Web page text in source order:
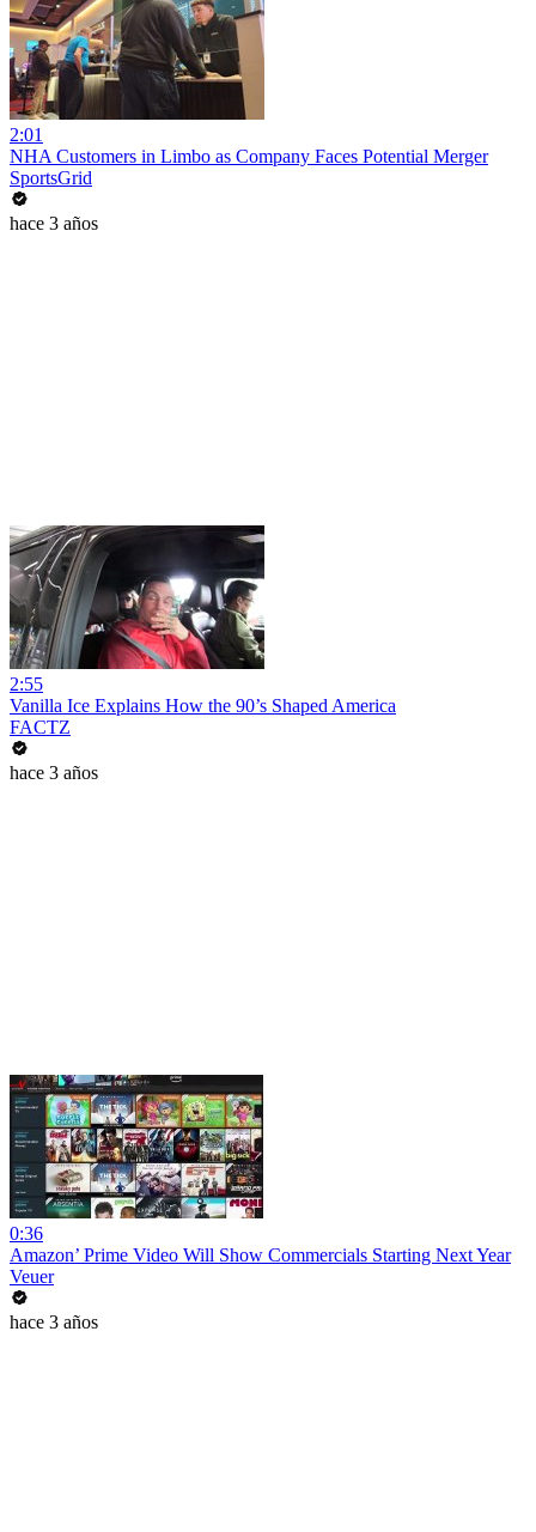
2:01
NHA Customers in Limbo as Company Faces Potential Merger
SportsGrid
hace 3 años
2:55
Vanilla Ice Explains How the 90’s Shaped America
FACTZ
hace 3 años
0:36
Amazon’ Prime Video Will Show Commercials Starting Next Year
Veuer
hace 3 años